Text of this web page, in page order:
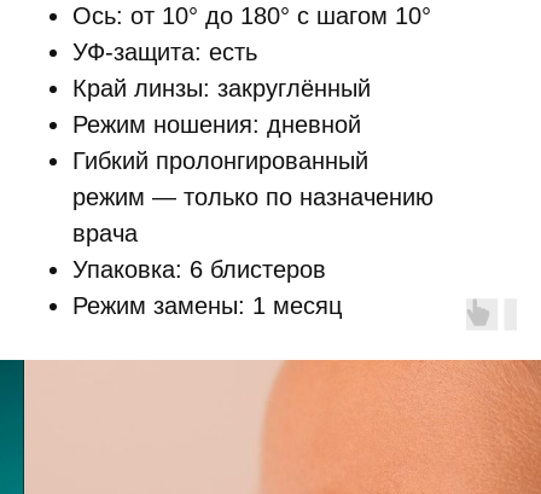
Ось: от 10° до 180° с шагом 10°
УФ-защита: есть
Край линзы: закруглённый
Режим ношения: дневной
Гибкий пролонгированный
режим — только по назначению
врача
Упаковка: 6 блистеров
Режим замены: 1 месяц